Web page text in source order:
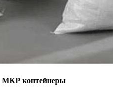
МКР контейнеры